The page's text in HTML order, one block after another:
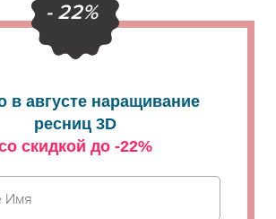
- 22%
в августе наращивание
ресниц 3D
скидкой до -22%